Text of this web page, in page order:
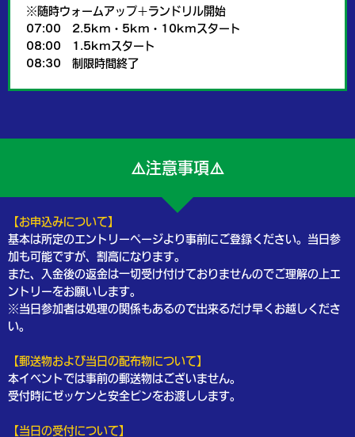
※随時ウォームアップ＋ランドリル開始
07:00 2.5km・5km・10kmスタート
08:00 1.5kmスタート
08:30 制限時間終了
⚠️注意事項⚠️
【お申込みについて】
基本は所定のエントリーページより事前にご登録ください。当日参
加も可能ですが、割高になります。
また、入金後の返金は一切受け付けておりませんのでご理解の上エ
ントリーをお願いします。
※当日参加者は処理の関係もあるので出来るだけ早くお越しくださ
い。
【郵送物および当日の配布物について】
本イベントでは事前の郵送物はございません。
受付時にゼッケンと安全ピンをお渡しします。
【当日の受付について】